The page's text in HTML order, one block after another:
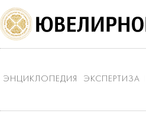
ЭНЦИКЛОПЕДИЯ ЭКСПЕРТИЗА